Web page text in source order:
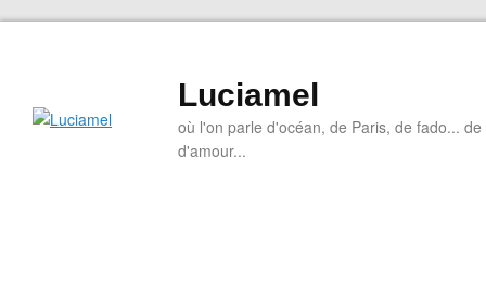
Luciamel
où l'on parle d'océan, de Paris, de fado...
d'amour...